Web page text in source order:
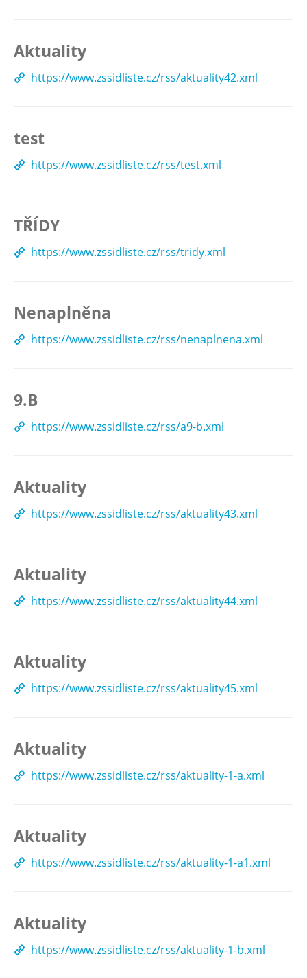
Aktuality
https://www.zssidliste.cz/rss/aktuality42.xml
test
https://www.zssidliste.cz/rss/test.xml
TŘÍDY
https://www.zssidliste.cz/rss/tridy.xml
Nenaplněna
https://www.zssidliste.cz/rss/nenaplnena.xml
9.B
https://www.zssidliste.cz/rss/a9-b.xml
Aktuality
https://www.zssidliste.cz/rss/aktuality43.xml
Aktuality
https://www.zssidliste.cz/rss/aktuality44.xml
Aktuality
https://www.zssidliste.cz/rss/aktuality45.xml
Aktuality
https://www.zssidliste.cz/rss/aktuality-1-a.xml
Aktuality
https://www.zssidliste.cz/rss/aktuality-1-a1.xml
Aktuality
https://www.zssidliste.cz/rss/aktuality-1-b.xml